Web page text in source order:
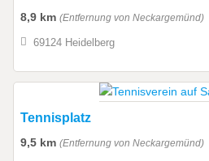
8,9 km (Entfernung von Neckargemünd)
69124 Heidelberg
Tennisplatz
9,5 km (Entfernung von Neckargemünd)